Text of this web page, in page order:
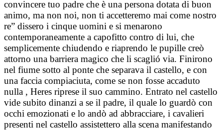
convincere tuo padre che è una persona dotata di buon
animo, ma non noi, non ti accetteremo mai come nostro
re” dissero i cinque uomini e si menarono
contemporaneamente a capofitto contro di lui, che
semplicemente chiudendo e riaprendo le pupille creò
attorno una barriera magico che li scaglió via. Finirono
nel fiume sotto al ponte che separava il castello, e con
una faccia compiaciuta, come se non fosse accaduto
nulla , Heres riprese il suo cammino. Entrato nel castello
vide subito dinanzi a se il padre, il quale lo guardò con
occhi emozionati e lo andò ad abbracciare, i cavalieri
presenti nel castello assistettero alla scena manifestando